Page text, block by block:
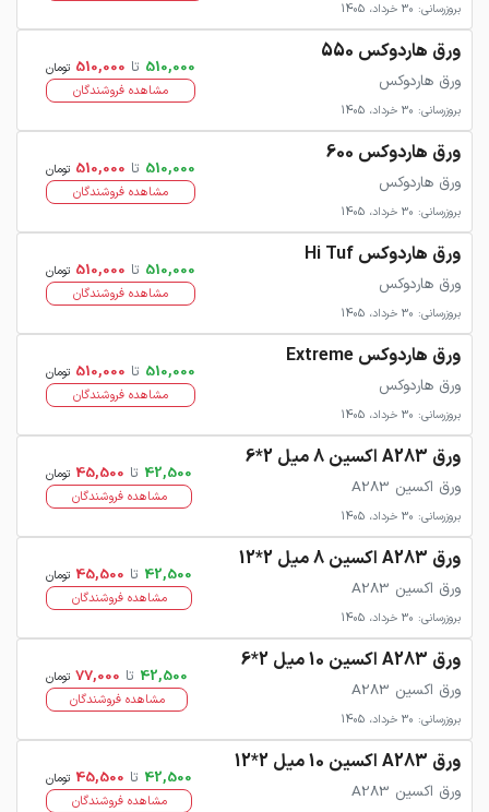
بروزرسانی: 30 خرداد، 1405
ورق هاردوکس 550
ورق هاردوکس
بروزرسانی: 30 خرداد، 1405
510,000 تا 510,000 تومان
مشاهده فروشندگان
ورق هاردوکس 600
ورق هاردوکس
بروزرسانی: 30 خرداد، 1405
510,000 تا 510,000 تومان
مشاهده فروشندگان
ورق هاردوکس Hi Tuf
ورق هاردوکس
بروزرسانی: 30 خرداد، 1405
510,000 تا 510,000 تومان
مشاهده فروشندگان
ورق هاردوکس Extreme
ورق هاردوکس
بروزرسانی: 30 خرداد، 1405
510,000 تا 510,000 تومان
مشاهده فروشندگان
ورق A283 اکسین 8 میل 2*6
ورق اکسین A283
بروزرسانی: 30 خرداد، 1405
42,500 تا 45,500 تومان
مشاهده فروشندگان
ورق A283 اکسین 8 میل 2*12
ورق اکسین A283
بروزرسانی: 30 خرداد، 1405
42,500 تا 45,500 تومان
مشاهده فروشندگان
ورق A283 اکسین 10 میل 2*6
ورق اکسین A283
بروزرسانی: 30 خرداد، 1405
42,500 تا 77,000 تومان
مشاهده فروشندگان
ورق A283 اکسین 10 میل 2*12
ورق اکسین A283
42,500 تا 45,500 تومان
مشاهده فروشندگان